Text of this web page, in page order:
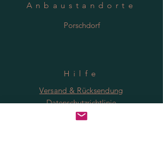
Anbaustandorte
Porschdorf
Hilfe
Versand & Rücksendung
Datenschutzrichtlinie
FAQ